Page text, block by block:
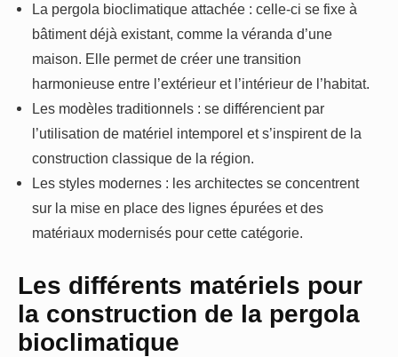
La pergola bioclimatique attachée : celle-ci se fixe à
bâtiment déjà existant, comme la véranda d’une
maison. Elle permet de créer une transition
harmonieuse entre l’extérieur et l’intérieur de l’habitat.
Les modèles traditionnels : se différencient par
l’utilisation de matériel intemporel et s’inspirent de la
construction classique de la région.
Les styles modernes : les architectes se concentrent
sur la mise en place des lignes épurées et des
matériaux modernisés pour cette catégorie.
Les différents matériels pour
la construction de la pergola
bioclimatique